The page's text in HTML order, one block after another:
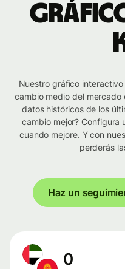
Gráfico
Nuestro gráfico
cambio medio del
datos históricos de los
cambio mejor? Configura
cuando mejore. Y con
perderás
Haz un
0